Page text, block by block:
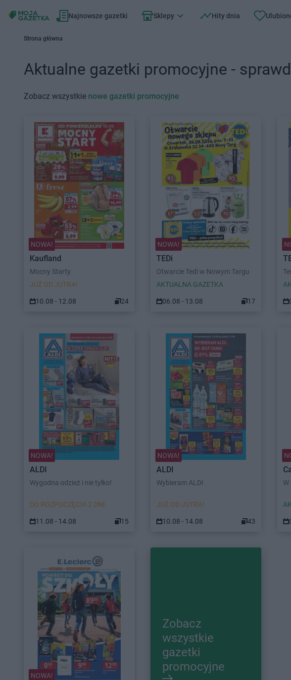
Najnowsze gazetki Sklepy Hity dnia
Strona główna
Aktualne gazetki promocyjne -
Zobacz wszystkie nowe gazetki promocyjne
NOWA!
Kaufland
Mocny Starty
JUŻ OD JUTRA!
10.08 - 12.08 24
NOWA!
TEDi
Otwarcie Tedi w Nowym Targu
AKTUALNA GAZETKA
06.08 - 13.08 17
NOWA!
ALDI
Wygodna odzież i nie tylko!
DO ROZPOCZĘCIA 2 DNI
11.08 - 14.08 15
NOWA!
ALDI
Wybieram ALDI
JUŻ OD JUTRA!
10.08 - 14.08 43
W
NOWA!
Zobacz
wszystkie
gazetki
promocyjne